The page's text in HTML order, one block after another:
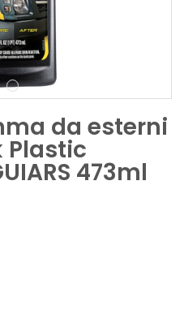
da esterni
Plastic
473ml